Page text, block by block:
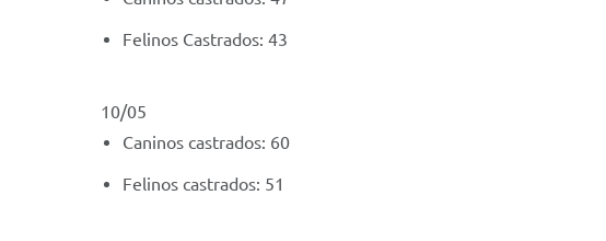
Felinos Castrados: 43
10/05
Caninos castrados: 60
Felinos castrados: 51